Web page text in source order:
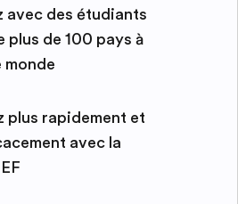
avec des étudiants
plus de 100 pays à
monde
plus rapidement et
avec la